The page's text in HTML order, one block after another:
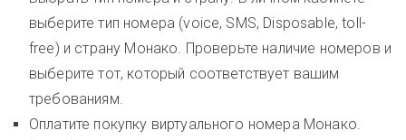
выберите тип номера (voice, SMS, Disposable, toll-
free) и страну Монако. Проверьте наличие номеров и
выберите тот, который соответствует вашим
требованиям.
Оплатите покупку виртуального номера Монако.